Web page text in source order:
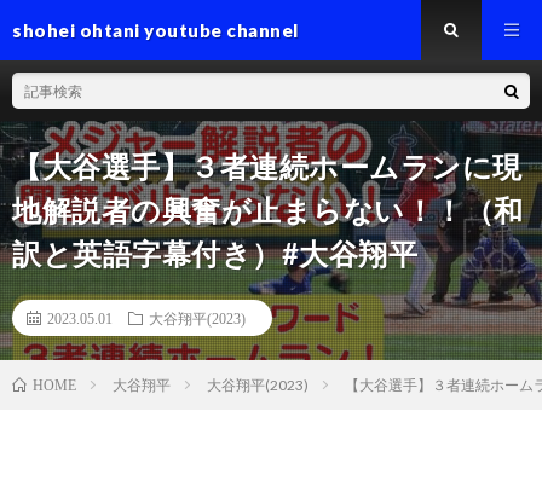
shohei ohtani youtube channel
【大谷選手】３者連続ホームランに現
地解説者の興奮が止まらない！！（和
訳と英語字幕付き）#大谷翔平
2023.05.01 大谷翔平(2023)
HOME 大谷翔平 大谷翔平(2023) 【大谷選手】３者連続ホー